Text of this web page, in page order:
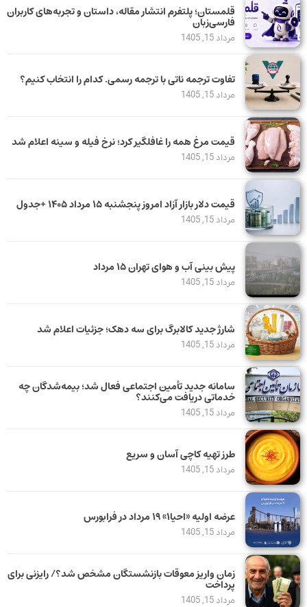
قلمستان؛ پلتفرم انتشار مقاله، داستان و تجربه‌های کاربران
فارسی‌زبان
مرداد 15, 1405
تفاوت ترجمه ناتی با ترجمه رسمی. کدام را انتخاب کنیم؟
مرداد 15, 1405
قیمت مرغ همه را غافلگیر کرد؛ نرخ فیله و سینه اعلام شد
مرداد 15, 1405
قیمت دلار بازار آزاد امروز پنجشنبه ۱۵ مرداد ۱۴۰۵ +جدول
مرداد 15, 1405
پیش بینی آب و هوای تهران ۱۵ مرداد
مرداد 15, 1405
شارژ جدید کالابرگ برای سه دهک؛ جزئیات اعلام شد
مرداد 15, 1405
سامانه جدید تأمین اجتماعی فعال شد؛ بیمه‌شدگان چه
خدماتی دریافت می‌کنند؟
مرداد 15, 1405
طرز تهیه کاچی آسان و سریع
مرداد 15, 1405
عرضه اولیه «احیا۱» ۱۹ مرداد در فرابورس
مرداد 15, 1405
زمان واریز معوقات بازنشستگان مشخص شد؟/ رایزنی برای
پرداخت
مرداد 15, 1405